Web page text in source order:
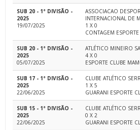
SUB 20 - 1ª DIVISÃO -
2025
19/07/2025
ASSOCIACAO
INTERNACIONAL DE
1 X 0
CONTAGEM ESPORTE
SUB 20 - 1ª DIVISÃO -
2025
05/07/2025
ATLÉTICO MINEIRO
4 X 0
ESPORTE CLUBE
SUB 17 - 1ª DIVISÃO -
2025
22/06/2025
CLUBE ATLÉTICO
1 X 5
GUARANI ESPORTE
SUB 15 - 1ª DIVISÃO -
2025
22/06/2025
CLUBE ATLÉTICO
0 X 2
GUARANI ESPORTE